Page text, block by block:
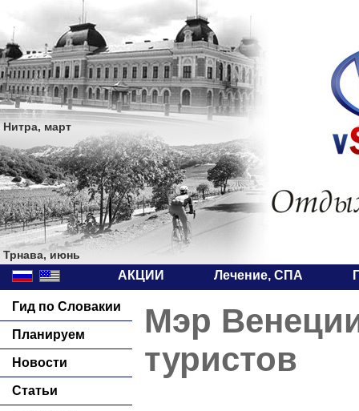
Нитра, март
Трнава, июнь
АКЦИИ Лечение, СПА
Гид по Словакии
Планируем
Новости
Статьи
Мэр
туристов